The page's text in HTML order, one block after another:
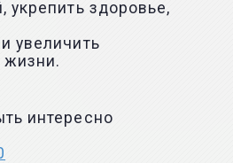
укрепить здоровье,
увеличить
жизни.
интересно